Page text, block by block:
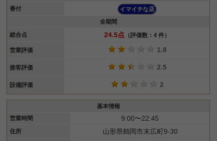
番付
イマイチな店
全期間
総合点
24.5点 （評価数：4 件）
営業評価 1.8
接客評価 2.5
設備評価 2
基本情報
営業時間
9:00〜22:45
住所 山形県鶴岡市末広町9-30